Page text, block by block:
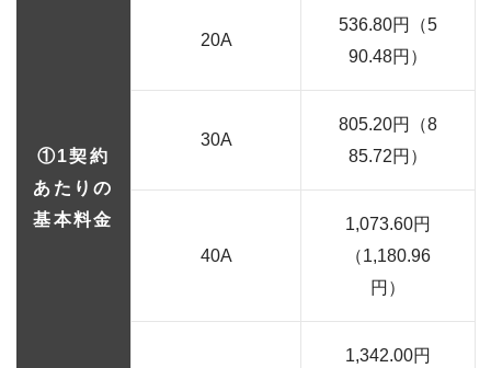
①1契約
あたりの
基本料金
20A
536.80円（5
90.48円）
30A
805.20円（8
85.72円）
40A
1,073.60円
（1,180.96
円）
1,342.00円